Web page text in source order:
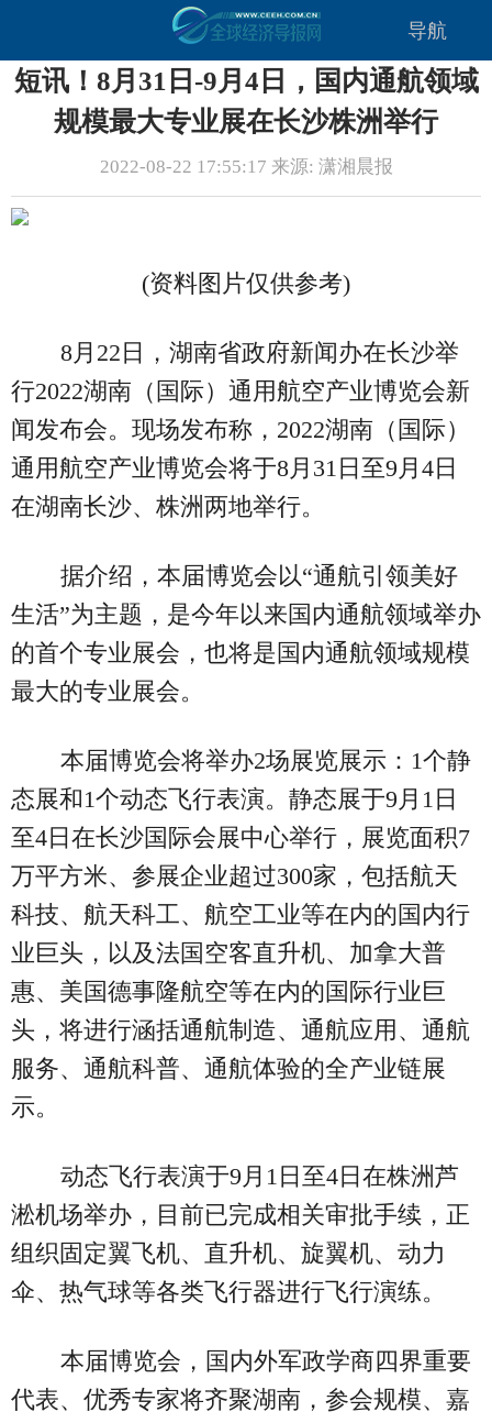
导航
短讯！8月31日-9月4日，国内通航领域
规模最大专业展在长沙株洲举行
2022-08-22 17:55:17 来源: 潇湘晨报
(资料图片仅供参考)
8月22日，湖南省政府新闻办在长沙举
行2022湖南（国际）通用航空产业博览会新
闻发布会。现场发布称，2022湖南（国际）
通用航空产业博览会将于8月31日至9月4日
在湖南长沙、株洲两地举行。
据介绍，本届博览会以“通航引领美好
生活”为主题，是今年以来国内通航领域举办
的首个专业展会，也将是国内通航领域规模
最大的专业展会。
本届博览会将举办2场展览展示：1个静
态展和1个动态飞行表演。静态展于9月1日
至4日在长沙国际会展中心举行，展览面积7
万平方米、参展企业超过300家，包括航天
科技、航天科工、航空工业等在内的国内行
业巨头，以及法国空客直升机、加拿大普
惠、美国德事隆航空等在内的国际行业巨
头，将进行涵括通航制造、通航应用、通航
服务、通航科普、通航体验的全产业链展
示。
动态飞行表演于9月1日至4日在株洲芦
淞机场举办，目前已完成相关审批手续，正
组织固定翼飞机、直升机、旋翼机、动力
伞、热气球等各类飞行器进行飞行演练。
本届博览会，国内外军政学商四界重要
代表、优秀专家将齐聚湖南，参会规模、嘉